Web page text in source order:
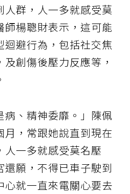
人群，人一多就感受莫
師楊聰財表示，這可能
迴避行為，包括社交焦
創傷後壓力反應等，
病、精神委靡。」陳佩
月，常跟她說直到現在
人一多就感受莫名壓
還願，不得已車子駛到
心就一直來電關心要去